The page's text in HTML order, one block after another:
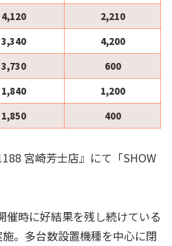
4,120
2,210
3,340
4,200
3,730
600
1,840
1,200
1,850 400
宮崎芳士店』にて「SHOW
催時に好結果を残し続けている
施。多台数設置機種を中心に閉